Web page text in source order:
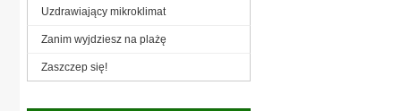
Uzdrawiający mikroklimat
Zanim wyjdziesz na plażę
Zaszczep się!